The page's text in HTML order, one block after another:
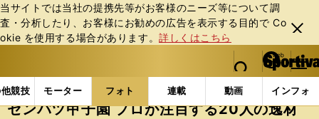
当サイトでは当社の提携先等がお客様のニーズ等について調
査・分析したり、お客様にお勧めの広告を表⽰する⽬的で Co
okie を使⽤する場合があります。詳しくはこちら
閉じ
る
web Sportiva (webスポルティーバ)
検索
マイペ
ー
ジ
メニュ
競技 モーター フォト 連載 動画 インフォ
b
ス
ポ
フォトギャラリー センバツ甲子園 プロが注目する20
センバツ甲子園 プロが注目する20人の逸材